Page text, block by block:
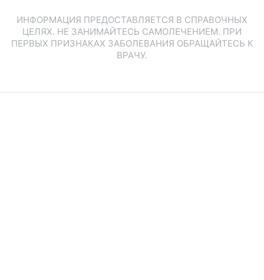
ИНФОРМАЦИЯ ПРЕДОСТАВЛЯЕТСЯ В СПРАВОЧНЫХ
ЦЕЛЯХ. НЕ ЗАНИМАЙТЕСЬ САМОЛЕЧЕНИЕМ. ПРИ
ПЕРВЫХ ПРИЗНАКАХ ЗАБОЛЕВАНИЯ ОБРАЩАЙТЕСЬ К
ВРАЧУ.